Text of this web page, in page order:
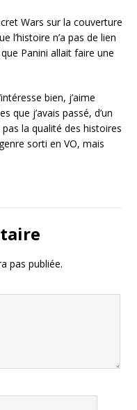
Wars sur la couverture
l’histoire n’a pas de lien
que Panini allait faire une
bien, j’aime
que j’avais passé, d’un
la qualité des histoires
sorti en VO, mais
pas publiée.